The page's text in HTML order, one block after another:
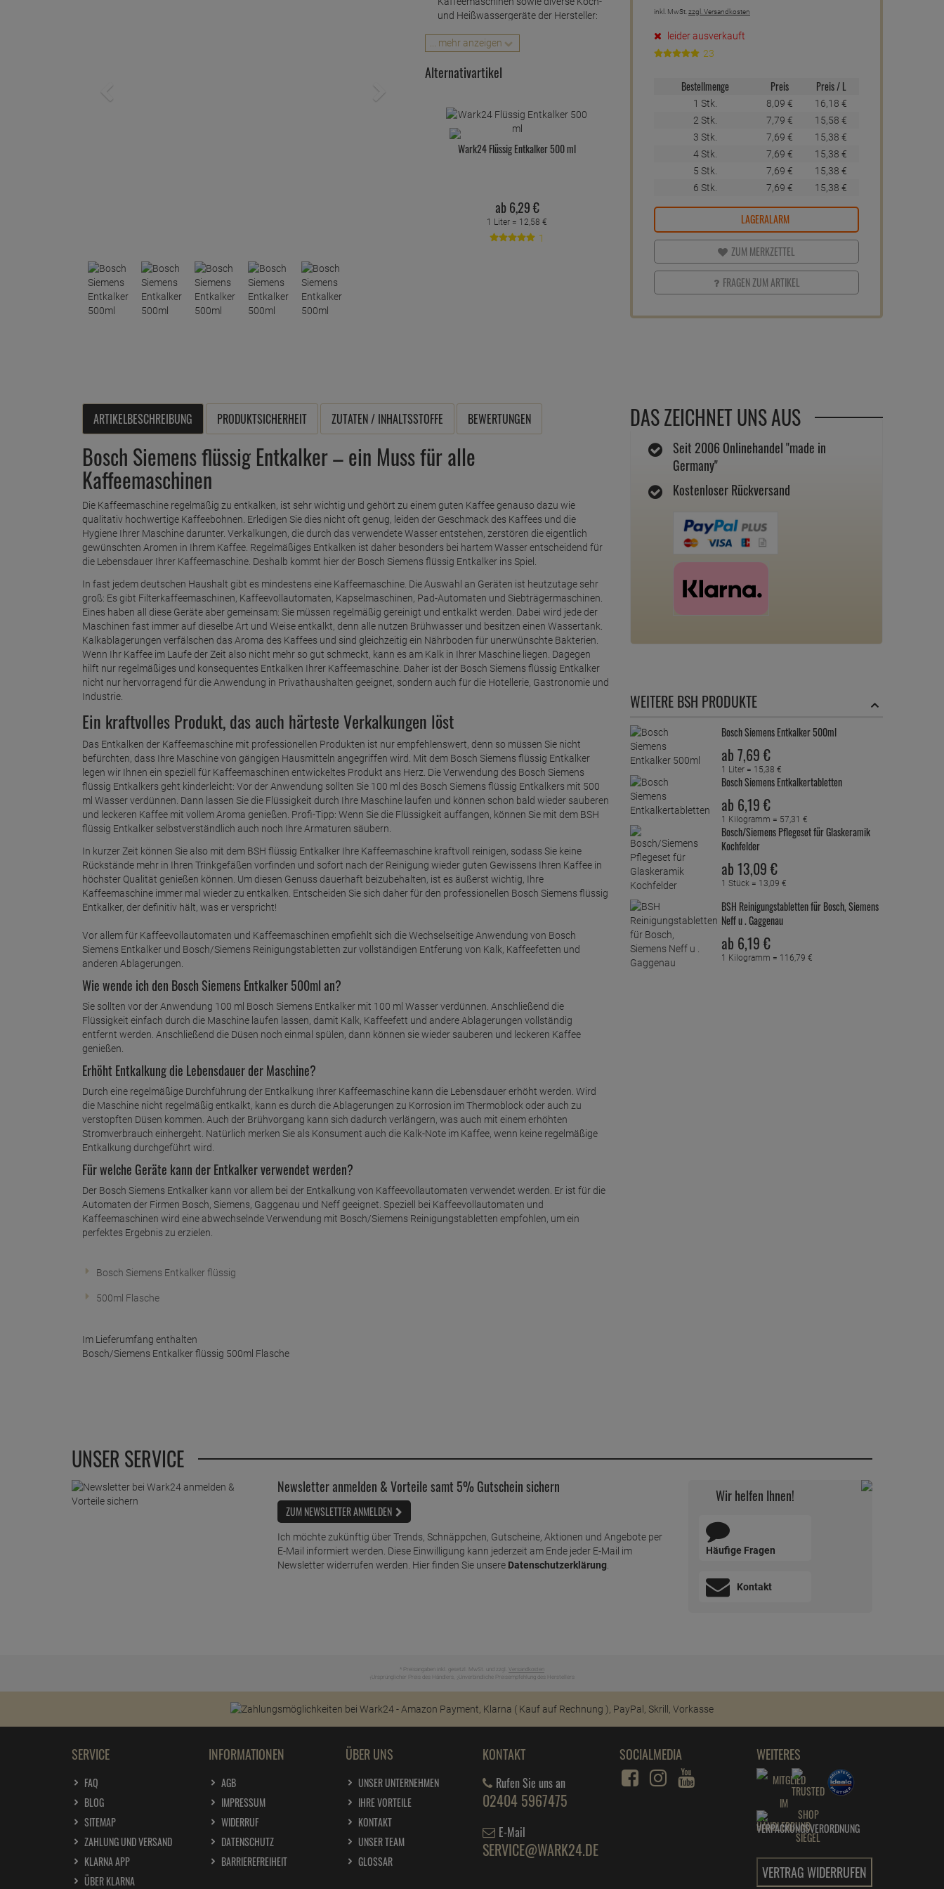
und Heißwassergeräte der Hersteller:
Eine Flasche flüssig Kalklöser
beinhaltet 500ml und ist für ca. 5
Anwendungen ausreichend
Kalkablagerungen sicher, zuverlässig
und kraftvoll
Original Reiniger von BOSCH-Siemens
... mehr anzeigen
Alternativartikel
Wark24 Flüssig Entkalker 500 ml
ab 6,29€
1 Liter = 12, 58 €
1
inkl. MwSt. zzgl. Versandkosten
leider ausverkauft
23
Bestellmenge Preis Preis / L
1 Stk. 8,09 € 16,18 €
2 Stk.
7,79 € 15,58 €
3 Stk.
7,69 € 15,38 €
4 Stk.
7,69 € 15,38 €
5 Stk.
7,69 € 15,38 €
6 Stk.
7,69 € 15,38 €
LAGERALARM
ZUM MERKZETTEL
FRAGEN ZUM ARTIKEL
DAS ZEICHNET UNS AUS
Seit 2006 Onlinehandel "made in
Germany"
Kostenloser Rückversand
WEITERE BSH PRODUKTE
Bosch Siemens Entkalker 500ml
ab 7,69 €
1 Liter = 15, 38 €
Bosch Siemens Entkalkertabletten
ab 6,19 €
1 Kilogramm = 57, 31 €
Bosch/Siemens Pflegeset für Glaskeramik
Kochfelder
ab 13,09 €
1 Stück = 13, 09 €
BSH Reinigungstabletten für Bosch, Siemens
Neff u . Gaggenau
ab 6,19 €
1 Kilogramm = 116, 79 €
ARTIKELBESCHREIBUNG PRODUKTSICHERHEIT ZUTATEN / INHALTSSTOFFE BEWERTUNGEN
Bosch Siemens flüssig Entkalker – ein Muss für alle
Kaffeemaschinen
Die Kaffeemaschine regelmäßig zu entkalken, ist sehr wichtig und gehört zu einem guten Kaffee genauso dazu wie
qualitativ hochwertige Kaffeebohnen. Erledigen Sie dies nicht oft genug, leiden der Geschmack des Kaffees und die
Hygiene Ihrer Maschine darunter. Verkalkungen, die durch das verwendete Wasser entstehen, zerstören die eigentlich
gewünschten Aromen in Ihrem Kaffee. Regelmäßiges Entkalken ist daher besonders bei hartem Wasser entscheidend für
die Lebensdauer Ihrer Kaffeemaschine. Deshalb kommt hier der Bosch Siemens flüssig Entkalker ins Spiel.
In fast jedem deutschen Haushalt gibt es mindestens eine Kaffeemaschine. Die Auswahl an Geräten ist heutzutage sehr
groß: Es gibt Filterkaffeemaschinen, Kaffeevollautomaten, Kapselmaschinen, Pad-Automaten und Siebträgermaschinen.
Eines haben all diese Geräte aber gemeinsam: Sie müssen regelmäßig gereinigt und entkalkt werden. Dabei wird jede der
Maschinen fast immer auf dieselbe Art und Weise entkalkt, denn alle nutzen Brühwasser und besitzen einen Wassertank.
Kalkablagerungen verfälschen das Aroma des Kaffees und sind gleichzeitig ein Nährboden für unerwünschte Bakterien.
Wenn Ihr Kaffee im Laufe der Zeit also nicht mehr so gut schmeckt, kann es am Kalk in Ihrer Maschine liegen. Dagegen
hilft nur regelmäßiges und konsequentes Entkalken Ihrer Kaffeemaschine. Daher ist der Bosch Siemens flüssig Entkalker
nicht nur hervorragend für die Anwendung in Privathaushalten geeignet, sondern auch für die Hotellerie, Gastronomie und
Industrie.
Ein kraftvolles Produkt, das auch härteste Verkalkungen löst
Das Entkalken der Kaffeemaschine mit professionellen Produkten ist nur empfehlenswert, denn so müssen Sie nicht
befürchten, dass Ihre Maschine von gängigen Hausmitteln angegriffen wird. Mit dem Bosch Siemens flüssig Entkalker
legen wir Ihnen ein speziell für Kaffeemaschinen entwickeltes Produkt ans Herz. Die Verwendung des Bosch Siemens
flüssig Entkalkers geht kinderleicht: Vor der Anwendung sollten Sie 100 ml des Bosch Siemens flüssig Entkalkers mit 500
ml Wasser verdünnen. Dann lassen Sie die Flüssigkeit durch Ihre Maschine laufen und können schon bald wieder sauberen
und leckeren Kaffee mit vollem Aroma genießen. Profi-Tipp: Wenn Sie die Flüssigkeit auffangen, können Sie mit dem BSH
flüssig Entkalker selbstverständlich auch noch Ihre Armaturen säubern.
In kurzer Zeit können Sie also mit dem BSH flüssig Entkalker Ihre Kaffeemaschine kraftvoll reinigen, sodass Sie keine
Rückstände mehr in Ihren Trinkgefäßen vorfinden und sofort nach der Reinigung wieder guten Gewissens Ihren Kaffee in
höchster Qualität genießen können. Um diesen Genuss dauerhaft beizubehalten, ist es äußerst wichtig, Ihre
Kaffeemaschine immer mal wieder zu entkalken. Entscheiden Sie sich daher für den professionellen Bosch Siemens flüssig
Entkalker, der definitiv hält, was er verspricht!
Vor allem für Kaffeevollautomaten und Kaffeemaschinen empfiehlt sich die Wechselseitige Anwendung von Bosch
Siemens Entkalker und Bosch/Siemens Reinigungstabletten zur vollständigen Entferung von Kalk, Kaffeefetten und
anderen Ablagerungen.
Wie wende ich den Bosch Siemens Entkalker 500ml an?
Sie sollten vor der Anwendung 100 ml Bosch Siemens Entkalker mit 100 ml Wasser verdünnen. Anschließend die
Flüssigkeit einfach durch die Maschine laufen lassen, damit Kalk, Kaffeefett und andere Ablagerungen vollständig
entfernt werden. Anschließend die Düsen noch einmal spülen, dann können sie wieder sauberen und leckeren Kaffee
genießen.
Erhöht Entkalkung die Lebensdauer der Maschine?
Durch eine regelmäßige Durchführung der Entkalkung Ihrer Kaffeemaschine kann die Lebensdauer erhöht werden. Wird
die Maschine nicht regelmäßig entkalkt, kann es durch die Ablagerungen zu Korrosion im Thermoblock oder auch zu
verstopften Düsen kommen. Auch der Brühvorgang kann sich dadurch verlängern, was auch mit einem erhöhten
Stromverbrauch einhergeht. Natürlich merken Sie als Konsument auch die Kalk-Note im Kaffee, wenn keine regelmäßige
Entkalkung durchgeführt wird.
Für welche Geräte kann der Entkalker verwendet werden?
Der Bosch Siemens Entkalker kann vor allem bei der Entkalkung von Kaffeevollautomaten verwendet werden. Er ist für die
Automaten der Firmen Bosch, Siemens, Gaggenau und Neff geeignet. Speziell bei Kaffeevollautomaten und
Kaffeemaschinen wird eine abwechselnde Verwendung mit Bosch/Siemens Reinigungstabletten empfohlen, um ein
perfektes Ergebnis zu erzielen.
Bosch Siemens Entkalker flüssig
500ml Flasche
Im Lieferumfang enthalten
Bosch/Siemens Entkalker flüssig 500ml Flasche
UNSER SERVICE
Newsletter anmelden & Vorteile samt 5% Gutschein sichern
ZUM NEWSLETTER ANMELDEN
Ich möchte zukünftig über Trends, Schnäppchen, Gutscheine, Aktionen und Angebote per
E-Mail informiert werden. Diese Einwilligung kann jederzeit am Ende jeder E-Mail im
Newsletter widerrufen werden. Hier finden Sie unsere Datenschutzerklärung.
Wir helfen Ihnen!
Häufige Fragen
Kontakt
* Preisangaben inkl. gesetzl. MwSt. und zzgl. Versandkosten
Ursprünglicher Preis des Händlers, Unverbindliche Preisempfehlung des Herstellers
SERVICE
FAQ
BLOG
SITEMAP
ZAHLUNG UND VERSAND
KLARNA APP
ÜBER KLARNA
INFORMATIONEN
AGB
IMPRESSUM
WIDERRUF
DATENSCHUTZ
BARRIEREFREIHEIT
ÜBER UNS
UNSER UNTERNEHMEN
IHRE VORTEILE
KONTAKT
UNSER TEAM
GLOSSAR
KONTAKT
Rufen Sie uns an
02404 5967475
E-Mail
SERVICE@WARK24.DE
SOCIALMEDIA WEITERES
VERTRAG WIDERRUFEN